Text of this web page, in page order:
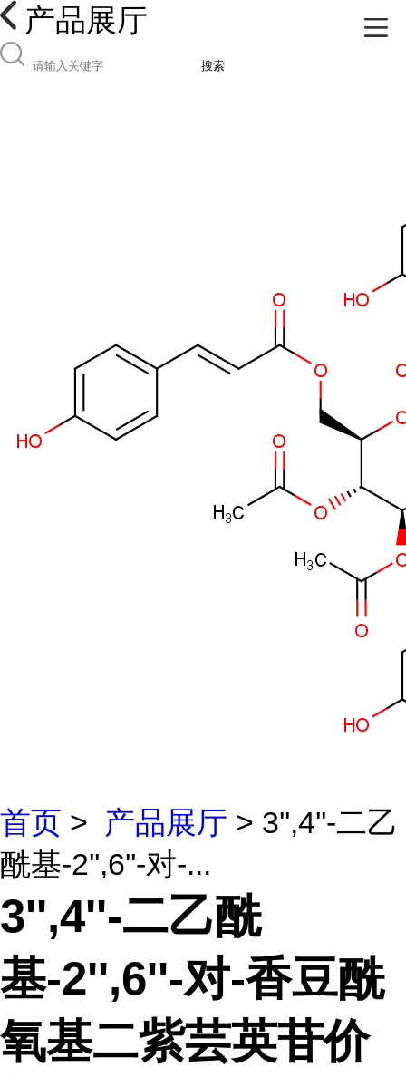
产品展厅
搜索
首页 > 产品展厅 > 3'',4''-二乙
酰基-2'',6''-对-...
3'',4''-二乙酰
基-2'',6''-对-香豆酰
氧基二紫芸英苷价